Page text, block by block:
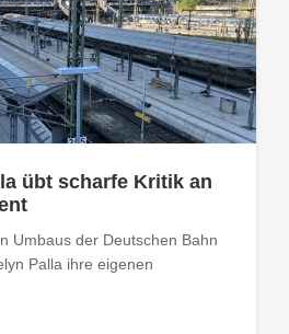
übt scharfe Kritik an
Umbaus der Deutschen Bahn
Palla ihre eigenen